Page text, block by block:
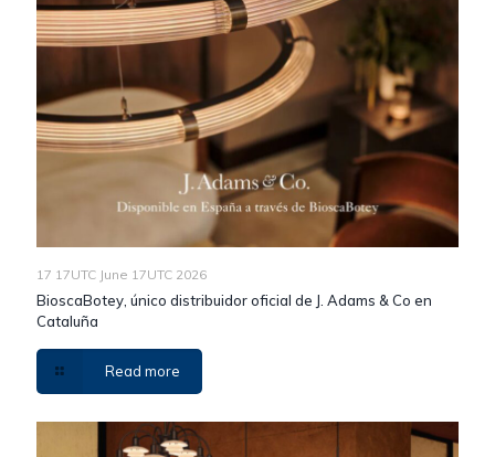
17 17UTC June 17UTC 2026
BioscaBotey, único distribuidor oficial de J. Adams & Co en
Cataluña
Read more